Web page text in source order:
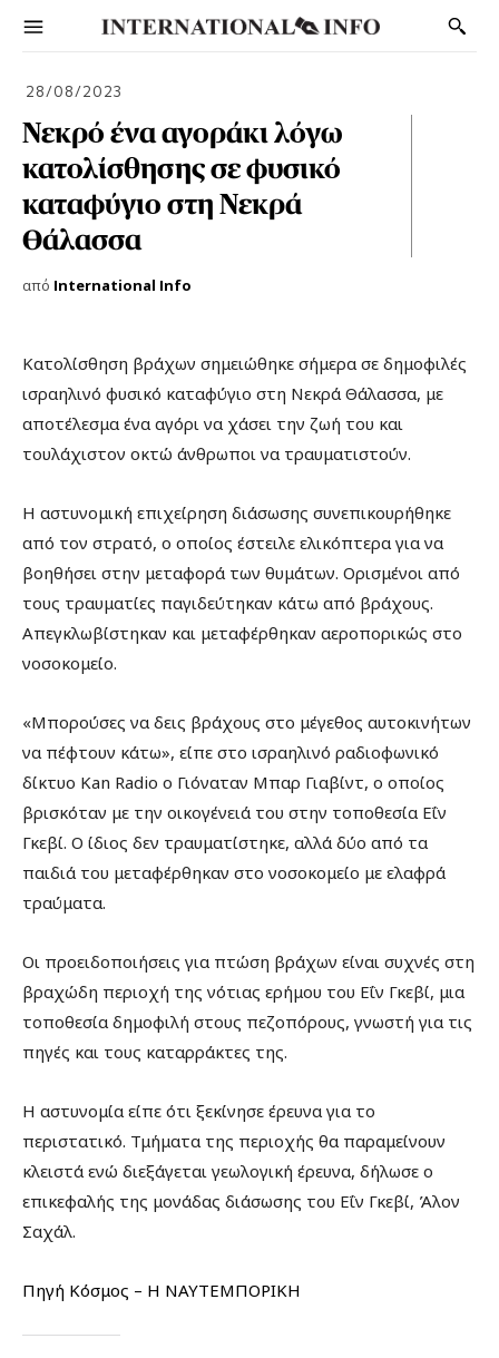
28/08/2023
Νεκρό ένα αγοράκι λόγω
κατολίσθησης σε φυσικό
καταφύγιο στη Νεκρά
Θάλασσα
από International Info
Κατολίσθηση βράχων σημειώθηκε σήμερα σε δημοφιλές
ισραηλινό φυσικό καταφύγιο στη Νεκρά Θάλασσα, με
αποτέλεσμα ένα αγόρι να χάσει την ζωή του και
τουλάχιστον οκτώ άνθρωποι να τραυματιστούν.
Η αστυνομική επιχείρηση διάσωσης συνεπικουρήθηκε
από τον στρατό, ο οποίος έστειλε ελικόπτερα για να
βοηθήσει στην μεταφορά των θυμάτων. Ορισμένοι από
τους τραυματίες παγιδεύτηκαν κάτω από βράχους.
Απεγκλωβίστηκαν και μεταφέρθηκαν αεροπορικώς στο
νοσοκομείο.
«Μπορούσες να δεις βράχους στο μέγεθος αυτοκινήτων
να πέφτουν κάτω», είπε στο ισραηλινό ραδιοφωνικό
δίκτυο Kan Radio ο Γιόναταν Μπαρ Γιαβίντ, ο οποίος
βρισκόταν με την οικογένειά του στην τοποθεσία Εΐν
Γκεβί. Ο ίδιος δεν τραυματίστηκε, αλλά δύο από τα
παιδιά του μεταφέρθηκαν στο νοσοκομείο με ελαφρά
τραύματα.
Οι προειδοποιήσεις για πτώση βράχων είναι συχνές στη
βραχώδη περιοχή της νότιας ερήμου του Εΐν Γκεβί, μια
τοποθεσία δημοφιλή στους πεζοπόρους, γνωστή για τις
πηγές και τους καταρράκτες της.
Η αστυνομία είπε ότι ξεκίνησε έρευνα για το
περιστατικό. Τμήματα της περιοχής θα παραμείνουν
κλειστά ενώ διεξάγεται γεωλογική έρευνα, δήλωσε ο
επικεφαλής της μονάδας διάσωσης του Εΐν Γκεβί, Άλον
Σαχάλ.
Πηγή Κόσμος – Η ΝΑΥΤΕΜΠΟΡΙΚΗ